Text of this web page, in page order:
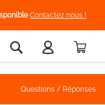
Contactez nous !
Rechercher
Questions / Réponses